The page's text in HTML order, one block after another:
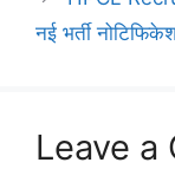
नई भर्ती
Leave a